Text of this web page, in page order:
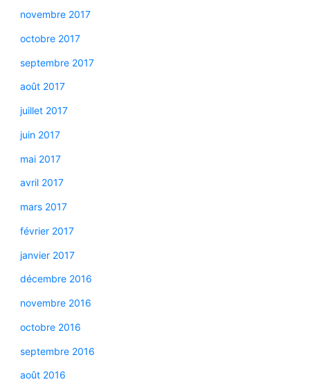
novembre 2017
octobre 2017
septembre 2017
août 2017
juillet 2017
juin 2017
mai 2017
avril 2017
mars 2017
février 2017
janvier 2017
décembre 2016
novembre 2016
octobre 2016
septembre 2016
août 2016